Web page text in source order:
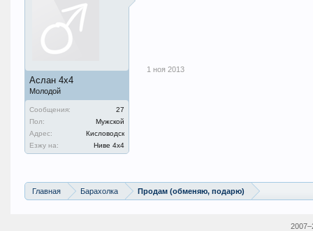
Аслан 4х4
Молодой
Сообщения:
27
Пол:
Мужской
Адрес:
Кисловодск
Езжу на:
Ниве 4х4
1 ноя 2013
Главная Барахолка Продам (обменяю, подарю)
2007–